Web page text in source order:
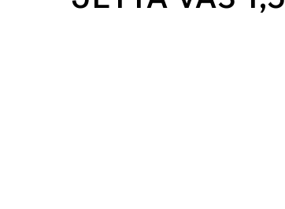
ПРОЦЕСС ПОКУПКИ
автомобиле, которая поможет